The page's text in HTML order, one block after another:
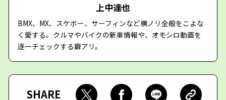
上中達也
BMX、MX、スケボー、サーフィンなど横ノリ全般をこよな
く愛する。クルマやバイクの新車情報や、オモシロ動画を
逐一チェックする癖アリ。
SHARE